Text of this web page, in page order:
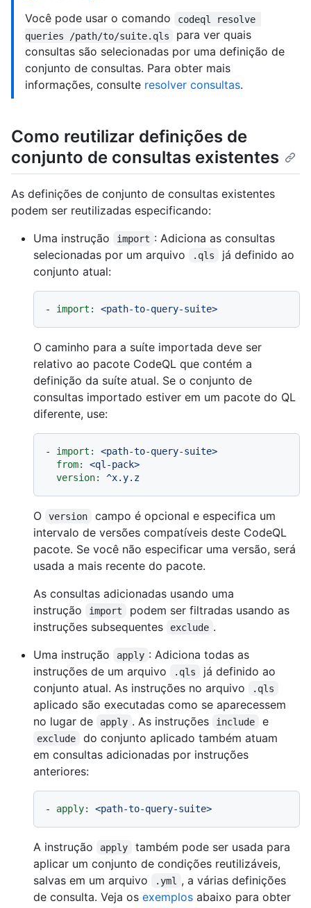
Você pode usar o comando
codeql resolve
queries /path/to/suite.qls
para ver quais
consultas são selecionadas por uma definição de
conjunto de consultas. Para obter mais
informações, consulte resolver consultas.
Como reutilizar definições de
conjunto de consultas existentes
As definições de conjunto de consultas existentes
podem ser reutilizadas especificando:
Uma instrução
import : Adiciona as consultas
selecionadas por um arquivo
.qls
já definido ao
conjunto atual:
- import: <path-to-query-suite>
O caminho para a suíte importada deve ser
relativo ao pacote CodeQL que contém a
definição da suíte atual. Se o conjunto de
consultas importado estiver em um pacote do QL
diferente, use:
- import:
<path-to-query-suite>
from:
<ql-pack>
version:
^x.y.z
O version
campo é opcional e especifica um
intervalo de versões compatíveis deste CodeQL
pacote. Se você não especificar uma versão, será
usada a mais recente do pacote.
As consultas adicionadas usando uma
instrução
import
podem ser filtradas usando as
instruções subsequentes
exclude .
Uma instrução
apply : Adiciona todas as
instruções de um arquivo
.qls
já definido ao
conjunto atual. As instruções no arquivo
.qls
aplicado são executadas como se aparecessem
no lugar de
apply . As instruções include e
exclude
do conjunto aplicado também atuam
em consultas adicionadas por instruções
anteriores:
- apply: <path-to-query-suite>
A instrução apply
também pode ser usada para
aplicar um conjunto de condições reutilizáveis,
salvas em um arquivo
.yml
, a várias definições
de consulta. Veja os exemplos abaixo para obter